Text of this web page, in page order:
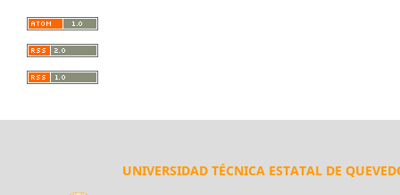
UNIVERSIDAD TÉCNICA ESTATAL DE